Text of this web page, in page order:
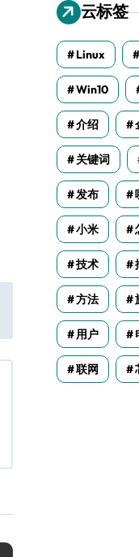
云标签
Linux
Win10
介绍
关键词
发布
小米
技术
方法
用户
联网